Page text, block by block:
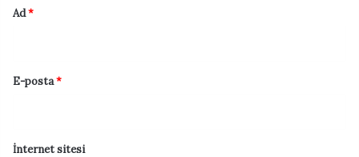
Ad*
E-posta*
İnternet sitesi